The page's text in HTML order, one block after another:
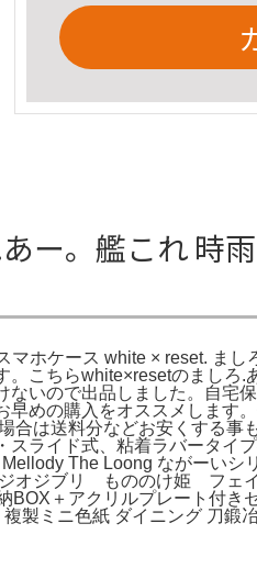
ー。艦これ 時
ホケース white × reset. ま
こちらwhite×resetのましろ
いので出品しました。自宅
めの購入をオススメします
は送料分などお安くする事
ライド式、粘着ラバータイ
The Loong ながーいシ
オジブリ もののけ姫 フェ
＋アクリルプレート付
ミニ色紙 ダイニング 刀鍛